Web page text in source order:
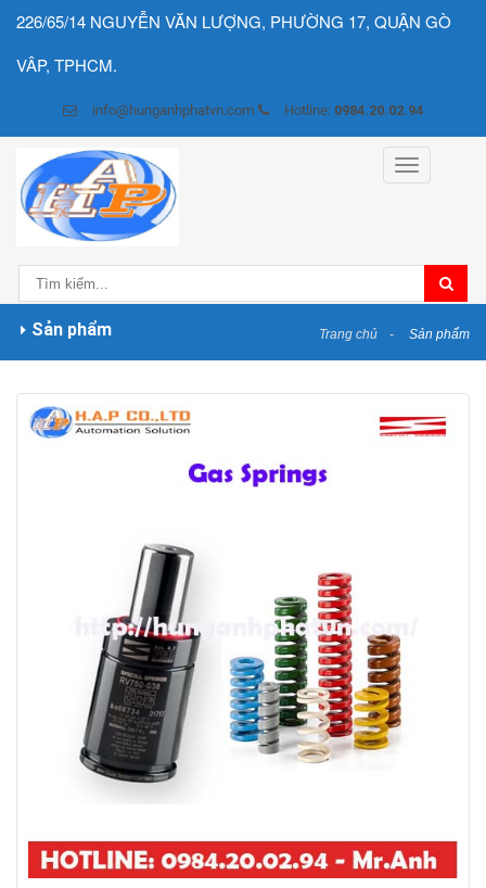
226/65/14 NGUYỄN VĂN LƯỢNG, PHƯỜNG 17, QUẬN GÒ
VÂP, TPHCM.
info@hunganhphatvn.com Hotline: 0984.20.02.94
Toggle
navigation
Sản phẩm Trang chủ Sản phẩm